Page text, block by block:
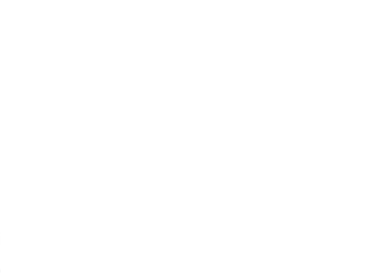
Interesse glaubhaft machen können.
jedes öffentliche oder private, ideelle oder
anerkannt wird. Bei der Entscheidung muss